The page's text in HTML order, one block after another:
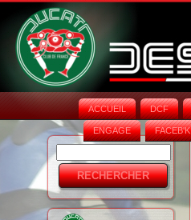
ACCUEIL DCF
ENGAGE FACEB'K
Formulaire
de
recherche